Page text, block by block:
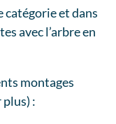
catégorie et dans
avec l’arbre en
montages
: